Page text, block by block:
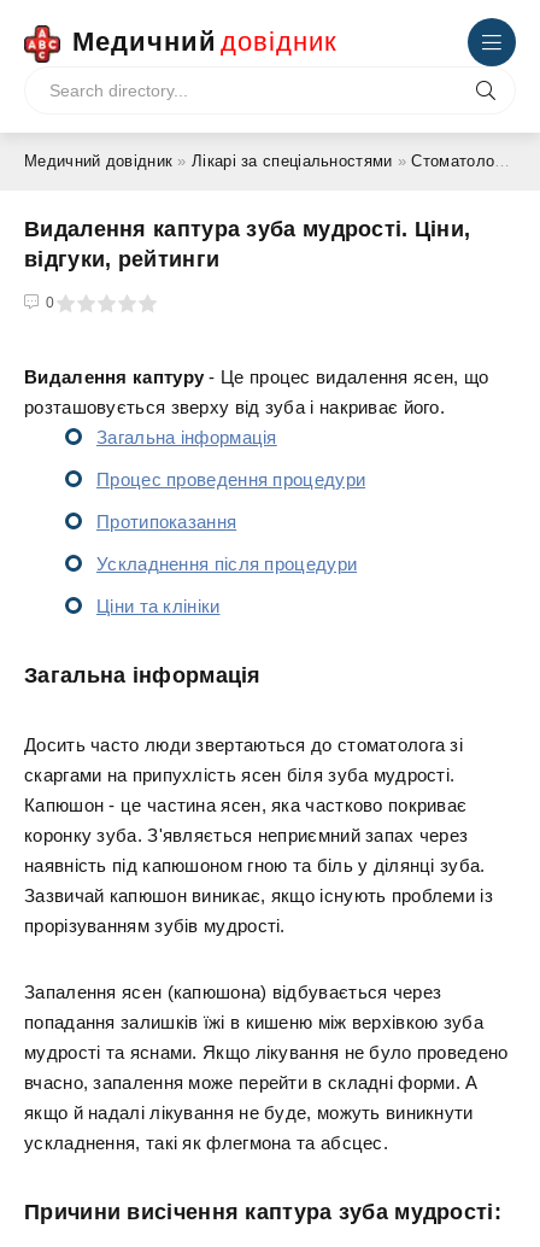
Медичний довідник
Медичний довідник »Лікарі за спеціальностями »Стоматолог »
Видалення каптура зуба мудрості. Ціни,
відгуки, рейтинги
0
5
Видалення каптуру - Це процес видалення ясен, що
розташовується зверху від зуба і накриває його.
Загальна інформація
Процес проведення процедури
Протипоказання
Ускладнення після процедури
Ціни та клініки
Загальна інформація
Досить часто люди звертаються до стоматолога зі
скаргами на припухлість ясен біля зуба мудрості.
Капюшон - це частина ясен, яка частково покриває
коронку зуба. З'являється неприємний запах через
наявність під капюшоном гною та біль у ділянці зуба.
Зазвичай капюшон виникає, якщо існують проблеми із
прорізуванням зубів мудрості.
Запалення ясен (капюшона) відбувається через
попадання залишків їжі в кишеню між верхівкою зуба
мудрості та яснами. Якщо лікування не було проведено
вчасно, запалення може перейти в складні форми. А
якщо й надалі лікування не буде, можуть виникнути
ускладнення, такі як флегмона та абсцес.
Причини висічення каптура зуба мудрості: